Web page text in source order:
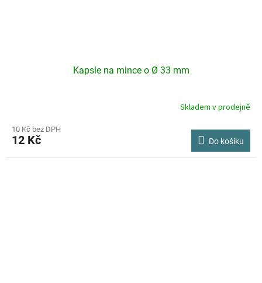
Kapsle na mince o Ø 33 mm
Skladem v prodejně
10 Kč bez DPH
12 Kč Do košíku